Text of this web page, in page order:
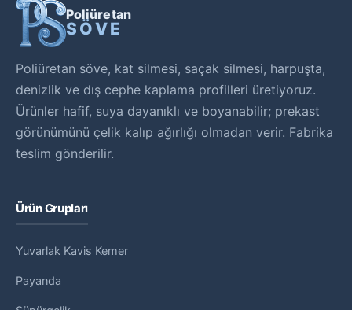
Poliüretan
SÖVE
Poliüretan söve, kat silmesi, saçak silmesi, harpuşta,
denizlik ve dış cephe kaplama profilleri üretiyoruz.
Ürünler hafif, suya dayanıklı ve boyanabilir; prekast
görünümünü çelik kalıp ağırlığı olmadan verir. Fabrika
teslim gönderilir.
Ürün Grupları
Yuvarlak Kavis Kemer
Payanda